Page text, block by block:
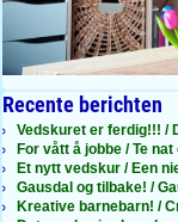
Recente berichten
Vedskuret er ferdig!!! /
For vått å jobbe / Te
Et nytt vedskur / Een
Gausdal og tilbake! /
Kreative barnebarn! /